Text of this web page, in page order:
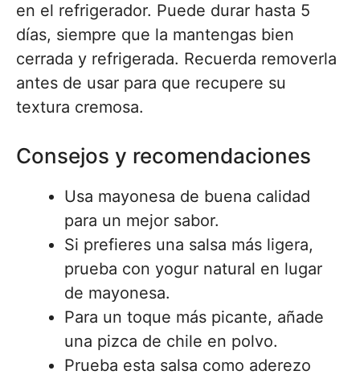
en el refrigerador. Puede durar hasta 5
días, siempre que la mantengas bien
cerrada y refrigerada. Recuerda removerla
antes de usar para que recupere su
textura cremosa.
Consejos y recomendaciones
Usa mayonesa de buena calidad
para un mejor sabor.
Si prefieres una salsa más ligera,
prueba con yogur natural en lugar
de mayonesa.
Para un toque más picante, añade
una pizca de chile en polvo.
Prueba esta salsa como aderezo